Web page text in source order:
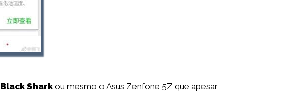
Black Shark ou mesmo o Asus Zenfone 5Z que apesar